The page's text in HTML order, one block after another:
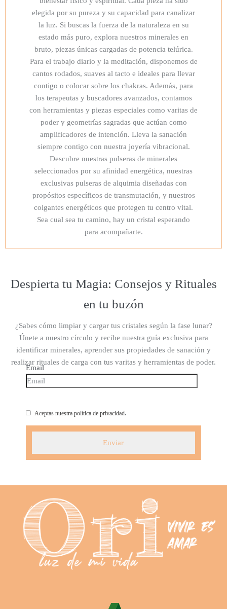
elegida por su pureza y su capacidad para canalizar
la luz. Si buscas la fuerza de la naturaleza en su
estado más puro, explora nuestros minerales en
bruto, piezas únicas cargadas de potencia telúrica.
Para el trabajo diario y la meditación, disponemos de
cantos rodados, suaves al tacto e ideales para llevar
contigo o colocar sobre los chakras. Además, para
los terapeutas y buscadores avanzados, contamos
con herramientas y piezas especiales como varitas de
poder y geometrías sagradas que actúan como
amplificadores de intención. Lleva la sanación
siempre contigo con nuestra joyería vibracional.
Descubre nuestras pulseras de minerales
seleccionados por su afinidad energética, nuestras
exclusivas pulseras de alquimia diseñadas con
propósitos específicos de transmutación, y nuestros
colgantes energéticos que protegen tu centro vital.
Sea cual sea tu camino, hay un cristal esperando
para acompañarte.
Despierta tu Magia: Consejos y Rituales
en tu buzón
¿Sabes cómo limpiar y cargar tus cristales según la fase lunar?
Únete a nuestro círculo y recibe nuestra guía exclusiva para
identificar minerales, aprender sus propiedades de sanación y
realizar rituales de carga con tus varitas y herramientas de poder.
Email
Aceptas nuestra política de privacidad.